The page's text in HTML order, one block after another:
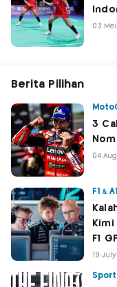
03
Berita Pilihan
3
04
F1 & A1
F1
19
Sport